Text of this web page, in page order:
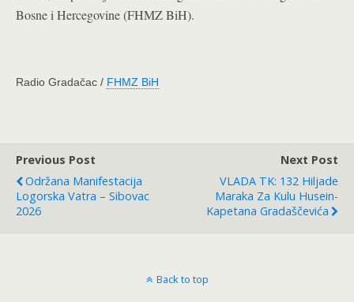
Bosne i Hercegovine (FHMZ BiH).
Radio Gradačac / FHMZ BiH
Previous Post
Održana Manifestacija
Logorska Vatra – Sibovac
2026
Next Post
VLADA TK: 132 Hiljade
Maraka Za Kulu Husein-
Kapetana Gradaščevića
Back to top